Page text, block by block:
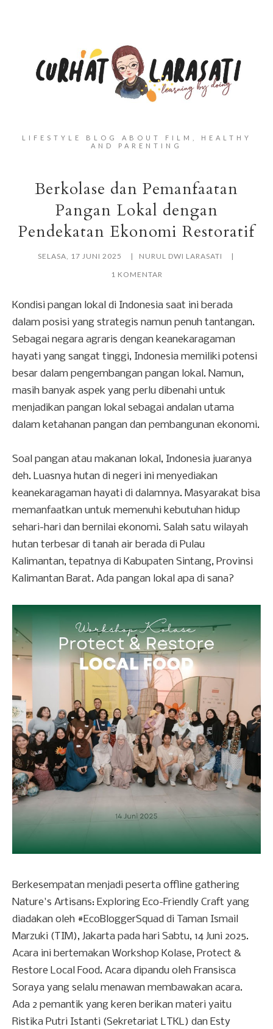
LIFESTYLE BLOG ABOUT FILM, HEALTHY
AND PARENTING
Berkolase dan Pemanfaatan
Pangan Lokal dengan
Pendekatan Ekonomi Restoratif
SELASA, 17 JUNI 2025
NURUL DWI LARASATI
1 KOMENTAR
Kondisi pangan lokal di Indonesia saat ini berada
dalam posisi yang strategis namun penuh tantangan.
Sebagai negara agraris dengan keanekaragaman
hayati yang sangat tinggi, Indonesia memiliki potensi
besar dalam pengembangan pangan lokal. Namun,
masih banyak aspek yang perlu dibenahi untuk
menjadikan pangan lokal sebagai andalan utama
dalam ketahanan pangan dan pembangunan ekonomi.
Soal pangan atau makanan lokal, Indonesia juaranya
deh. Luasnya hutan di negeri ini menyediakan
keanekaragaman hayati di dalamnya. Masyarakat bisa
memanfaatkan untuk memenuhi kebutuhan hidup
sehari-hari dan bernilai ekonomi. Salah satu wilayah
hutan terbesar di tanah air berada di Pulau
Kalimantan, tepatnya di Kabupaten Sintang, Provinsi
Kalimantan Barat. Ada pangan lokal apa di sana?
Berkesempatan menjadi peserta offline gathering
Nature's Artisans: Exploring Eco-Friendly Craft yang
diadakan oleh #EcoBloggerSquad di Taman Ismail
Marzuki (TIM), Jakarta pada hari Sabtu, 14 Juni 2025.
Acara ini bertemakan Workshop Kolase, Protect &
Restore Local Food. Acara dipandu oleh Fransisca
Soraya yang selalu menawan membawakan acara.
Ada 2 pemantik yang keren berikan materi yaitu
Ristika Putri Istanti (Sekretariat LTKL) dan Esty